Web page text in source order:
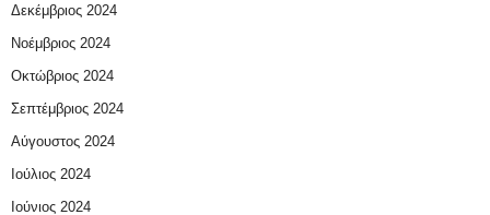
Δεκέμβριος 2024
Νοέμβριος 2024
Οκτώβριος 2024
Σεπτέμβριος 2024
Αύγουστος 2024
Ιούλιος 2024
Ιούνιος 2024